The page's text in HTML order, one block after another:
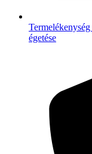
Termelékenység
égetése